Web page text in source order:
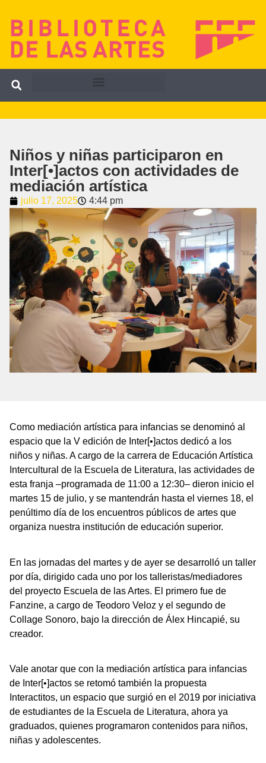
Niños y niñas participaron en
Inter[•]actos con actividades de
mediación artística
julio 17, 2025 4:44 pm
Como mediación artística para infancias se denominó al
espacio que la V edición de Inter[•]actos dedicó a los
niños y niñas. A cargo de la carrera de Educación Artística
Intercultural de la Escuela de Literatura, las actividades de
esta franja –programada de 11:00 a 12:30– dieron inicio el
martes 15 de julio, y se mantendrán hasta el viernes 18, el
penúltimo día de los encuentros públicos de artes que
organiza nuestra institución de educación superior.
En las jornadas del martes y de ayer se desarrolló un taller
por día, dirigido cada uno por los talleristas/mediadores
del proyecto Escuela de las Artes. El primero fue de
Fanzine, a cargo de Teodoro Veloz y el segundo de
Collage Sonoro, bajo la dirección de Álex Hincapié, su
creador.
Vale anotar que con la mediación artística para infancias
de Inter[•]actos se retomó también la propuesta
Interactitos, un espacio que surgió en el 2019 por iniciativa
de estudiantes de la Escuela de Literatura, ahora ya
graduados, quienes programaron contenidos para niños,
niñas y adolescentes.